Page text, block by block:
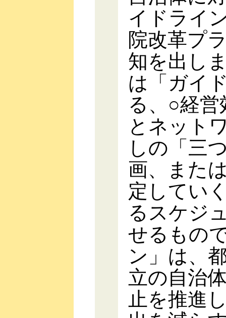
イドライ
院改革プ
知を出し
は「ガイ
る、○経
とネット
しの「三
画、また
定してい
るスケジ
せるもの
ン」は、
立の自治
止を推進